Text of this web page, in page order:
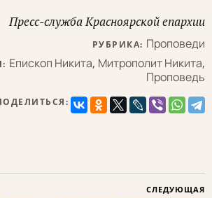
Пресс-служба Красноярской епархии
РУБРИКА: Проповеди
Епископ Никита, Митрополит Никита,
Проповедь
СЛЕДУЮЩАЯ